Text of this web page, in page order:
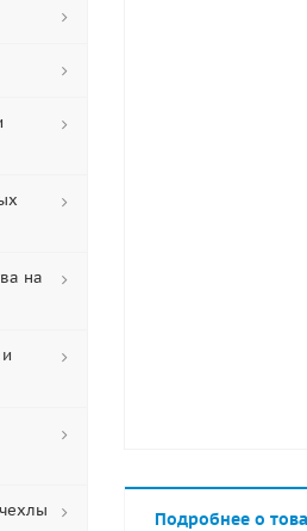
Подробнее о
на